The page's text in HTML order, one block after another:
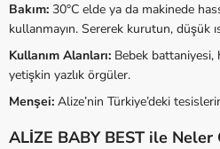
Bakım: 30°C elde ya da makinede
kullanmayın. Sererek kurutun, düşük
Kullanım Alanları: Bebek battaniyesi,
yetişkin yazlık örgüler.
Menşei: Alize’nin Türkiye’deki
ALİZE BABY BEST ile Neler